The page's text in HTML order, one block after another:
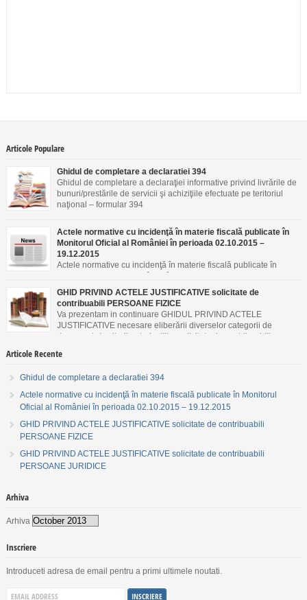
Articole Populare
Ghidul de completare a declaratiei 394
Ghidul de completare a declaraţiei informative privind livrările de
bunuri/prestările de servicii şi achiziţiile efectuate pe teritoriul
naţional – formular 394
Actele normative cu incidenţă în materie fiscală publicate în
Monitorul Oficial al României în perioada 02.10.2015 –
19.12.2015
Actele normative cu incidenţă în materie fiscală publicate în
GHID PRIVIND ACTELE JUSTIFICATIVE solicitate de
contribuabili PERSOANE FIZICE
Va prezentam in continuare GHIDUL PRIVIND ACTELE
JUSTIFICATIVE necesare eliberării diverselor categorii de
documente/emiterii autorizaţiilor solicitate de contribuabili
Articole Recente
Ghidul de completare a declaratiei 394
Actele normative cu incidenţă în materie fiscală publicate în Monitorul
Oficial al României în perioada 02.10.2015 – 19.12.2015
GHID PRIVIND ACTELE JUSTIFICATIVE solicitate de contribuabili
PERSOANE FIZICE
GHID PRIVIND ACTELE JUSTIFICATIVE solicitate de contribuabili
PERSOANE JURIDICE
Arhiva
Arhiva
Inscriere
Introduceti adresa de email pentru a primi ultimele noutati.